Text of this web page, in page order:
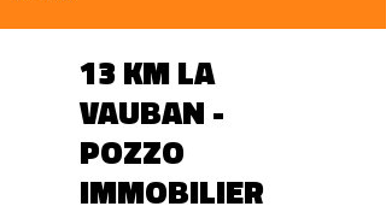
13 KM LA
VAUBAN -
POZZO
IMMOBILIER